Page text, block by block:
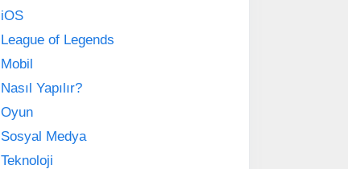
iOS
League of Legends
Mobil
Nasıl Yapılır?
Oyun
Sosyal Medya
Teknoloji